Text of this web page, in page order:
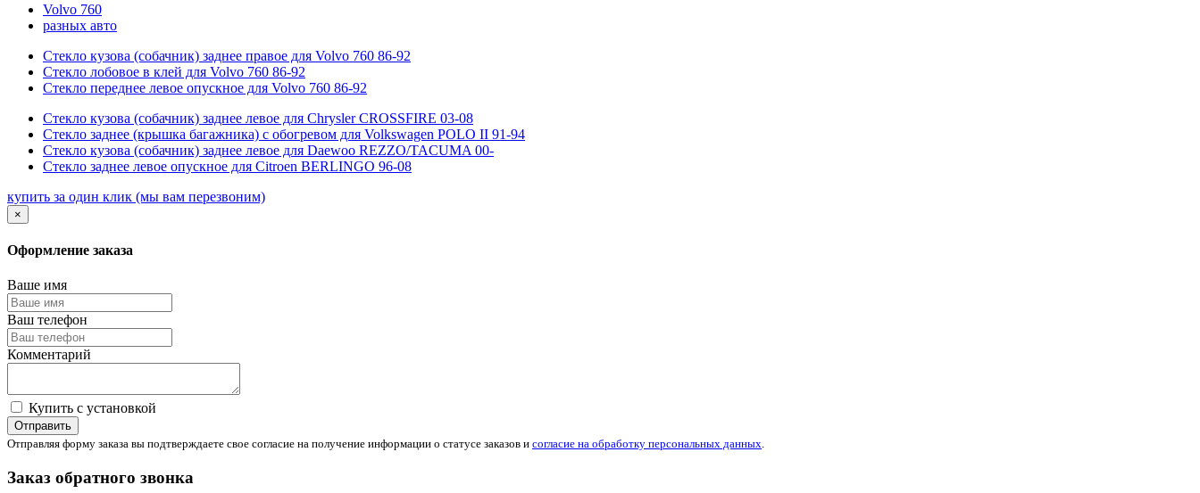
Volvo 760
разных авто
Стекло кузова (собачник) заднее правое для Volvo 760 86-92
Стекло лобовое в клей для Volvo 760 86-92
Стекло переднее левое опускное для Volvo 760 86-92
Стекло кузова (собачник) заднее левое для Chrysler CROSSFIRE 03-08
Стекло заднее (крышка багажника) с обогревом для Volkswagen POLO II 91-94
Стекло кузова (собачник) заднее левое для Daewoo REZZO/TACUMA 00-
Стекло заднее левое опускное для Citroen BERLINGO 96-08
купить за один клик (мы вам перезвоним)
×
Оформление заказа
Ваше имя
Ваш телефон
Комментарий
Купить с установкой
Отправить
Отправляя форму заказа вы подтверждаете свое согласие на получение информации о статусе заказов и согласие на обработку персональных данных.
Заказ обратного звонка